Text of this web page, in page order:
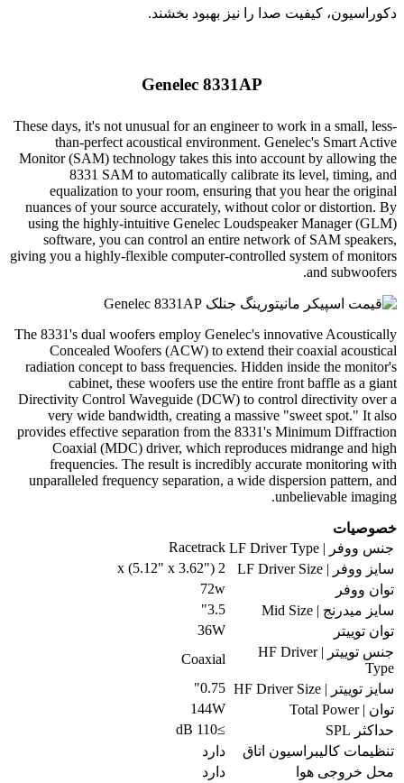
دکوراسیون، کیفیت صدا را نیز بهبود بخشند.
Genelec 8331AP
These days, it's not unusual for an engineer to work in a small, less-
than-perfect acoustical environment. Genelec's Smart Active
Monitor (SAM) technology takes this into account by allowing the
8331 SAM to automatically calibrate its level, timing, and
equalization to your room, ensuring that you hear the original
nuances of your source accurately, without color or distortion. By
using the highly-intuitive Genelec Loudspeaker Manager (GLM)
software, you can control an entire network of SAM speakers,
giving you a highly-flexible computer-controlled system of monitors
and subwoofers.
The 8331's dual woofers employ Genelec's innovative Acoustically
Concealed Woofers (ACW) to extend their coaxial acoustical
radiation concept to bass frequencies. Hidden inside the monitor's
cabinet, these woofers use the entire front baffle as a giant
Directivity Control Waveguide (DCW) to control directivity over a
very wide bandwidth, creating a massive "sweet spot." It also
provides effective separation from the 8331's Minimum Diffraction
Coaxial (MDC) driver, which reproduces midrange and high
frequencies. The result is incredibly accurate monitoring with
unparalleled frequency separation, a wide dispersion pattern, and
unbelievable imaging.
خصوصیات
جنس ووفر | LF Driver Type
Racetrack
سایز ووفر | LF Driver Size
2 x (5.12" x 3.62")
توان ووفر
72w
سایز میدرنج | Mid Size
3.5"
توان توییتر
36W
جنس توییتر | HF Driver
Type
Coaxial
سایز توییتر | HF Driver Size
0.75"
توان | Total Power
144W
حداکثر SPL
≥110 dB
تنظیمات کالیبراسیون اتاق
دارد
محل خروجی هوا
دارد